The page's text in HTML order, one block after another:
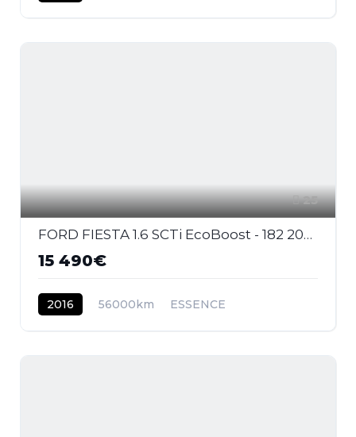
25
FORD FIESTA 1.6 SCTi EcoBoost - 182 2008 BERLINE ST PHASE 2
15 490€
2016 56000km ESSENCE